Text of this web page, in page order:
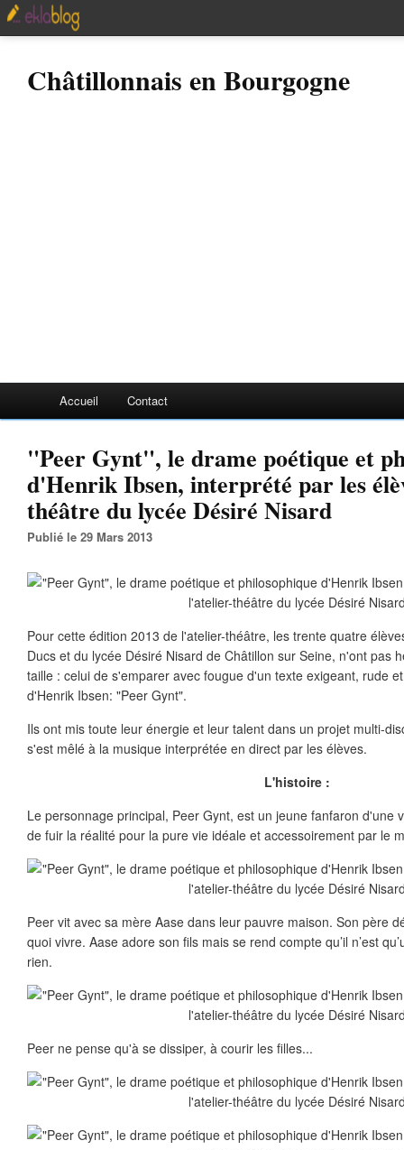
Châtillonnais en Bourgogne
Accueil Contact
"Peer Gynt", le drame poétique et
d'Henrik Ibsen, interprété par les
théâtre du lycée Désiré Nisard
Publié le 29 Mars 2013
Pour cette édition 2013 de l'atelier-théâtre, les trente quatre
Ducs et du lycée Désiré Nisard de Châtillon sur Seine, n'ont pas
taille : celui de s'emparer avec fougue d'un texte exigeant, rude
d'Henrik Ibsen: "Peer Gynt".
Ils ont mis toute leur énergie et leur talent dans un projet multi-
s'est mêlé à la musique interprétée en direct par les élèves.
L'histoire :
Le personnage principal, Peer Gynt, est un jeune fanfaron d'une
de fuir la réalité pour la pure vie idéale et accessoirement par le
Peer vit avec sa mère Aase dans leur pauvre maison. Son père
quoi vivre. Aase adore son fils mais se rend compte qu’il n’est
rien.
Peer ne pense qu'à se dissiper, à courir les filles...